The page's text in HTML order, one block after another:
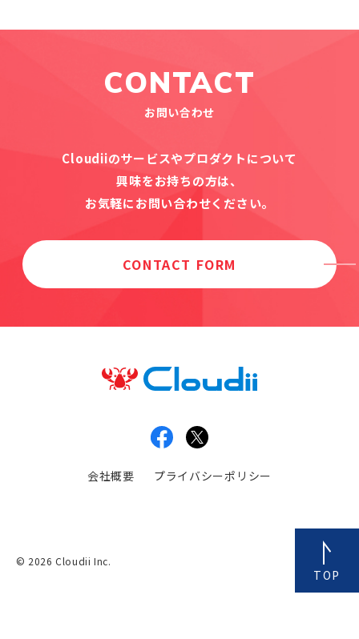
CONTACT
お問い合わせ
Cloudiiのサービスやプロダクトについて
興味をお持ちの方は、
お気軽にお問い合わせください。
CONTACT FORM
TOP
© 2026 Cloudii Inc.
会社概要 プライバシーポリシー